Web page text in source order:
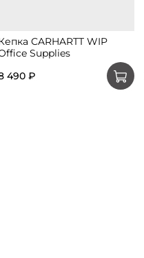
CARHARTT WIP
Supplies
490 ₽